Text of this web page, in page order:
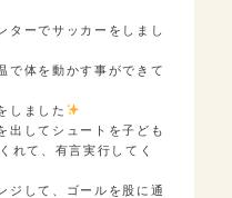
ターでサッカーをしまし
で体を動かす事ができて
しました
出してシュートを子ども
れて、有言実行してく
ジして、ゴールを股に通